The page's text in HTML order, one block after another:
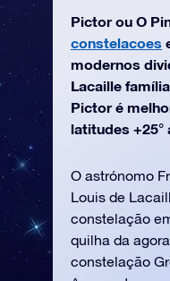
Pictor ou O
constelacoes
modernos
Lacaille
Pictor é
latitudes +25°
O astrónomo
Louis de
constelação
quilha da
constelação